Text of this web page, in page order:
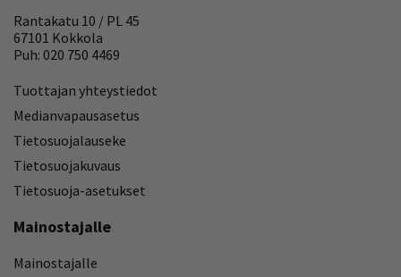
Rantakatu 10 / PL 45
67101 Kokkola
Puh: 020 750 4469
Tuottajan yhteystiedot
Medianvapausasetus
Tietosuojalauseke
Tietosuojakuvaus
Tietosuoja-asetukset
Mainostajalle
Mainostajalle